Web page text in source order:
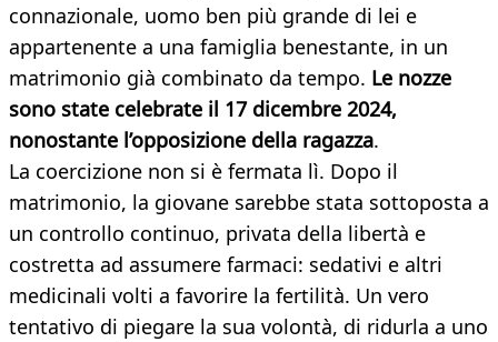
connazionale, uomo ben più grande di lei e
appartenente a una famiglia benestante, in un
matrimonio già combinato da tempo. Le nozze
sono state celebrate il 17 dicembre 2024,
nonostante l’opposizione della ragazza.
La coercizione non si è fermata lì. Dopo il
matrimonio, la giovane sarebbe stata sottoposta a
un controllo continuo, privata della libertà e
costretta ad assumere farmaci: sedativi e altri
medicinali volti a favorire la fertilità. Un vero
tentativo di piegare la sua volontà, di ridurla a uno